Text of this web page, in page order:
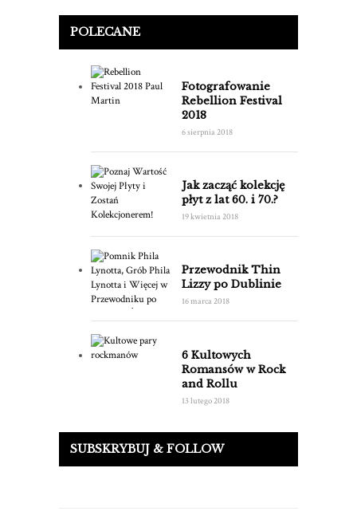
POLECANE
Fotografowanie
Rebellion Festival
2018
6 sierpnia 2018
Jak zacząć kolekcję
płyt z lat 60. i 70.?
19 kwietnia 2018
Przewodnik Thin
Lizzy po Dublinie
16 marca 2018
6 Kultowych
Romansów w Rock
and Rollu
13 lutego 2018
SUBSKRYBUJ & FOLLOW